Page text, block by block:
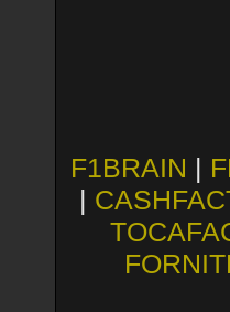
F1BRAIN |
|